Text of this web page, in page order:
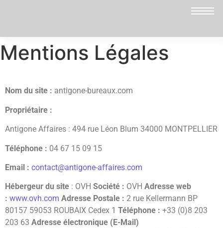
Mentions Légales
Nom du site : antigone-bureaux.com
Propriétaire :
Antigone Affaires : 494 rue Léon Blum 34000 MONTPELLIER
Téléphone : 04 67 15 09 15
Email : contact@antigone-affaires.com
Hébergeur du site : OVH Société : OVH Adresse web
: www.ovh.com Adresse Postale : 2 rue Kellermann BP
80157 59053 ROUBAIX Cedex 1 Téléphone : +33 (0)8 203
203 63 Adresse électronique (E-Mail)